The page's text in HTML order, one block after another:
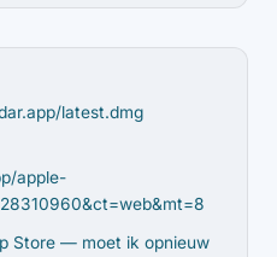
Zie de crossgrade-
latest.dmg
apple-
Store — moet ik opnieuw